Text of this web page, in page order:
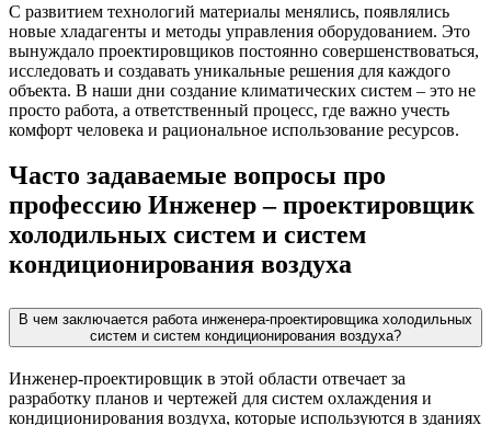
С развитием технологий материалы менялись, появлялись
новые хладагенты и методы управления оборудованием. Это
вынуждало проектировщиков постоянно совершенствоваться,
исследовать и создавать уникальные решения для каждого
объекта. В наши дни создание климатических систем – это не
просто работа, а ответственный процесс, где важно учесть
комфорт человека и рациональное использование ресурсов.
Часто задаваемые вопросы про
профессию Инженер – проектировщик
холодильных систем и систем
кондиционирования воздуха
В чем заключается работа инженера-проектировщика холодильных
систем и систем кондиционирования воздуха?
Инженер-проектировщик в этой области отвечает за
разработку планов и чертежей для систем охлаждения и
кондиционирования воздуха, которые используются в зданиях